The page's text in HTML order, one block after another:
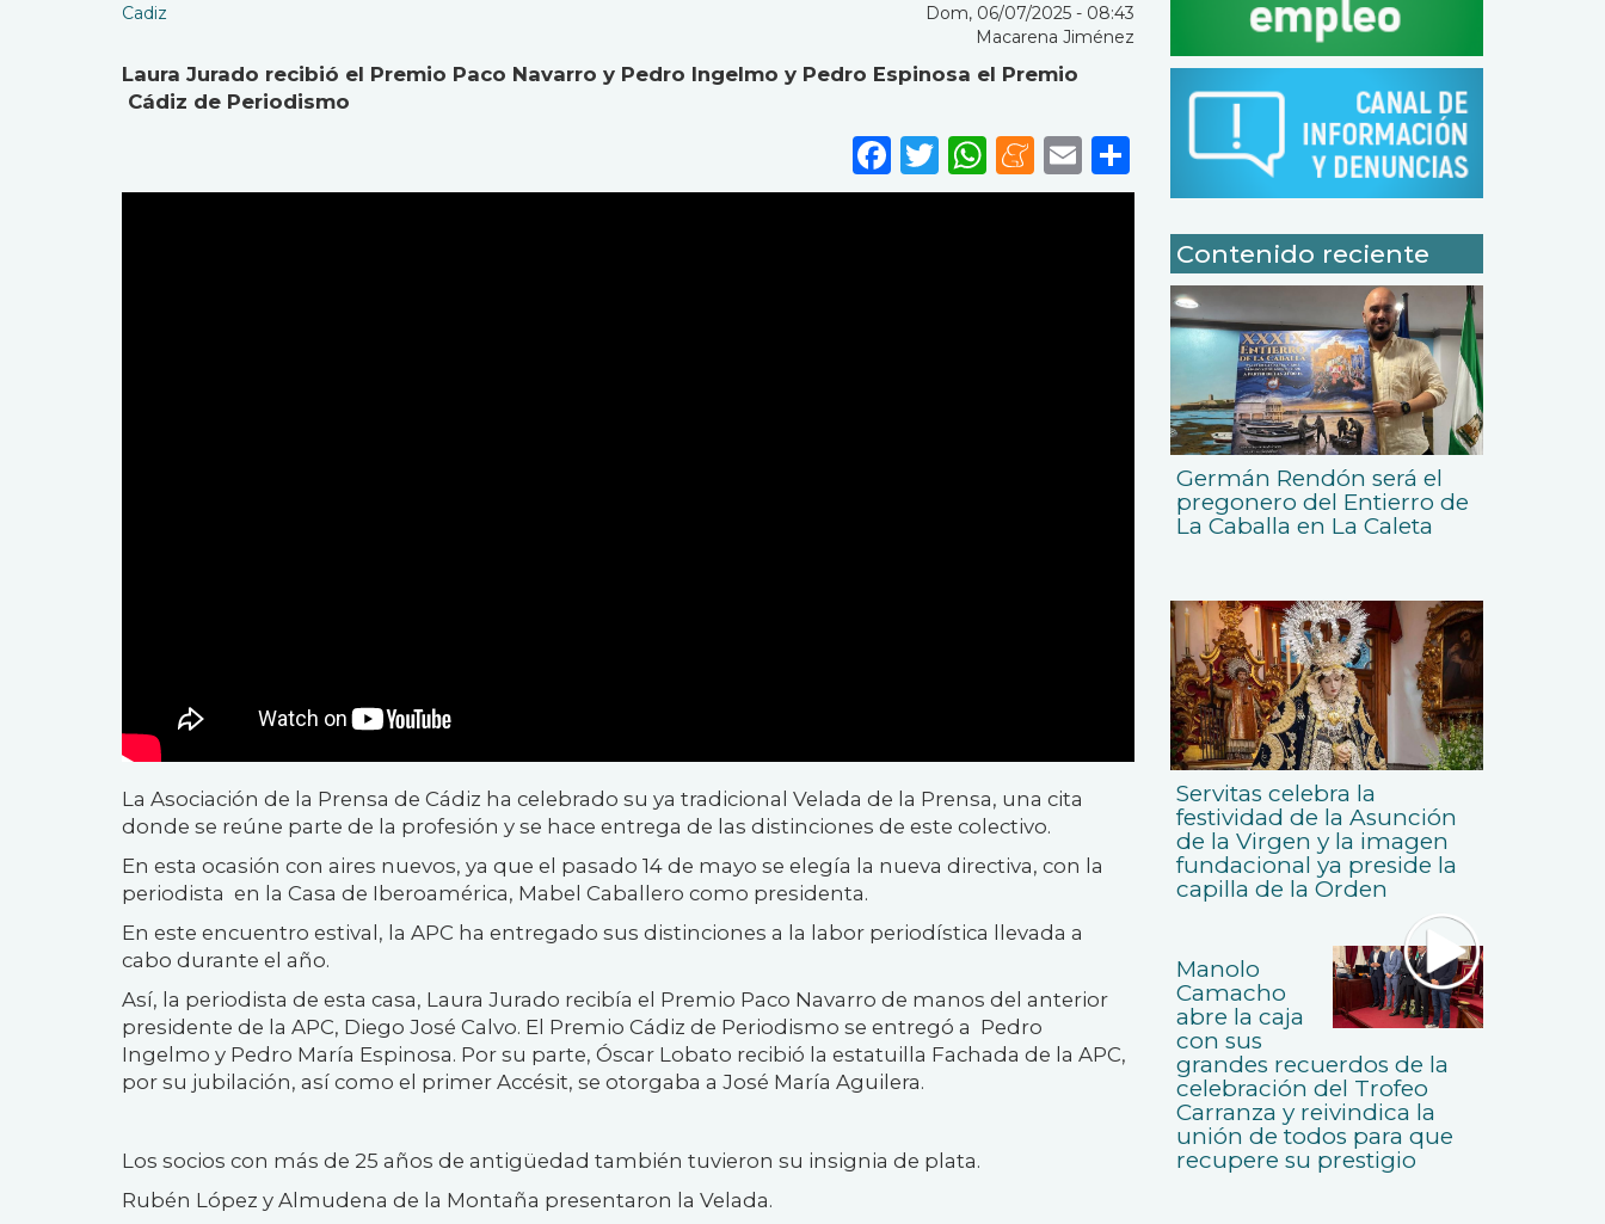
Cadiz
Dom, 06/07/2025 - 08:43
Macarena Jiménez
Laura Jurado recibió el Premio Paco Navarro y Pedro Ingelmo y Pedro Espinosa el Premio
Cádiz de Periodismo
Facebook
Twitter
WhatsApp
Meneame
Email
Share
La Asociación de la Prensa de Cádiz ha celebrado su ya tradicional Velada de la Prensa, una cita
donde se reúne parte de la profesión y se hace entrega de las distinciones de este colectivo.
En esta ocasión con aires nuevos, ya que el pasado 14 de mayo se elegía la nueva directiva, con la
periodista en la Casa de Iberoamérica, Mabel Caballero como presidenta.
En este encuentro estival, la APC ha entregado sus distinciones a la labor periodística llevada a
cabo durante el año.
Así, la periodista de esta casa, Laura Jurado recibía el Premio Paco Navarro de manos del anterior
presidente de la APC, Diego José Calvo. El Premio Cádiz de Periodismo se entregó a Pedro
Ingelmo y Pedro María Espinosa. Por su parte, Óscar Lobato recibió la estatuilla Fachada de la APC,
por su jubilación, así como el primer Accésit, se otorgaba a José María Aguilera.
Los socios con más de 25 años de antigüedad también tuvieron su insignia de plata.
Rubén López y Almudena de la Montaña presentaron la Velada.
Contenido reciente
Germán Rendón será el
pregonero del Entierro de
La Caballa en La Caleta
Servitas celebra la
festividad de la Asunción
de la Virgen y la imagen
fundacional ya preside la
capilla de la Orden
Manolo
Camacho
abre la caja
con sus
grandes recuerdos de la
celebración del Trofeo
Carranza y reivindica la
unión de todos para que
recupere su prestigio